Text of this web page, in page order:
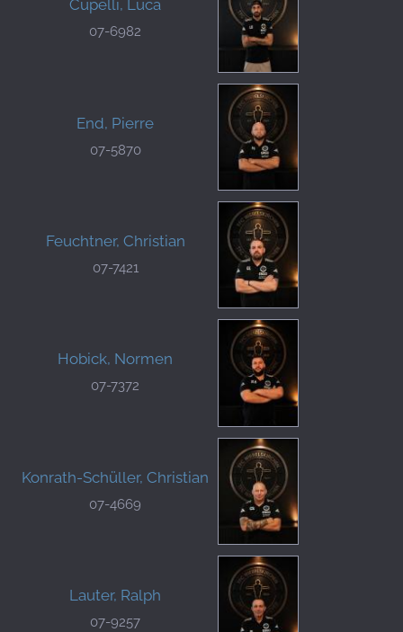
Cupelli, Luca
07-6982
End, Pierre
07-5870
Feuchtner, Christian
07-7421
Hobick, Normen
07-7372
Konrath-Schüller, Christian
07-4669
Lauter, Ralph
07-9257